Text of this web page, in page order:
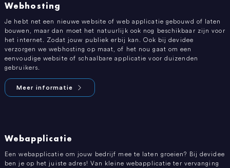
Webhosting
Je hebt net een nieuwe website of web applicatie gebouwd of laten
bouwen, maar dan moet het natuurlijk ook nog beschikbaar zijn voor
het internet. Zodat jouw publiek erbij kan. Ook bij devidee
verzorgen we webhosting op maat, of het nou gaat om een
eenvoudige website of schaalbare applicatie voor duizenden
gebruikers.
Meer informatie
Webapplicatie
Een webapplicatie om jouw bedrijf mee te laten groeien? Bij devidee
ben je op het juiste adres! Van kleine webapplicatie ter vervanging